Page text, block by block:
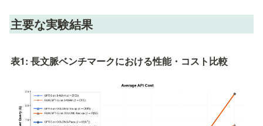
主要な実験結果
表1: 長文脈ベンチマークにおける性能・コスト比較